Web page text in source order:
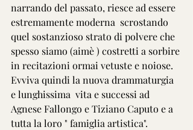
narrando del passato, riesce ad essere
estremamente moderna  scrostando
quel sostanzioso strato di polvere che
spesso siamo (aimè ) costretti a sorbire
in recitazioni ormai vetuste e noiose.
Evviva quindi la nuova drammaturgia
e lunghissima  vita e successi ad
Agnese Fallongo e Tiziano Caputo e a
tutta la loro " famiglia artistica".